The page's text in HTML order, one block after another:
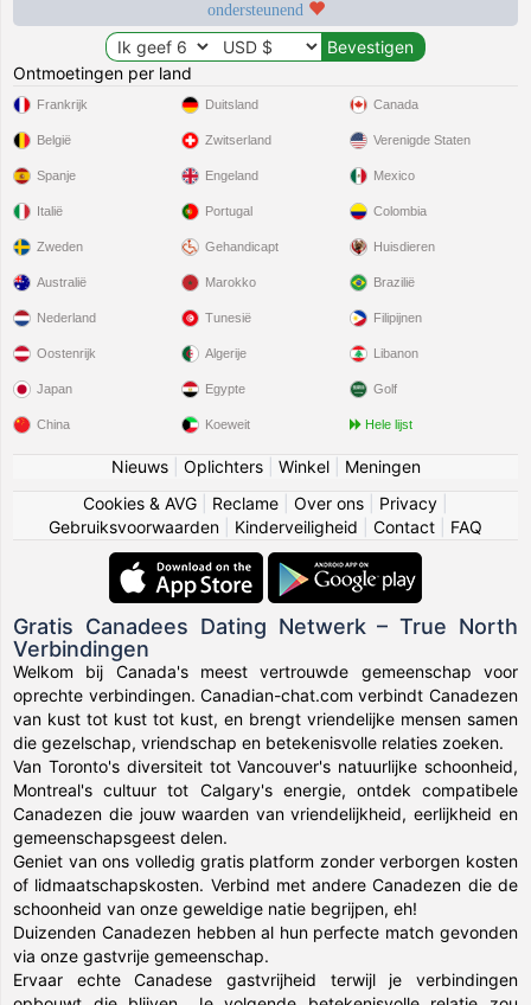
ondersteunend
Ontmoetingen per land
Frankrijk
België
Spanje
Italië
Zweden
Duitsland
Zwitserland
Engeland
Portugal
Gehandicapt
Canada
Verenigde Staten
Mexico
Colombia
Huisdieren
Australië
Nederland
Oostenrijk
Japan
China
Marokko
Tunesië
Algerije
Egypte
Koeweit
Brazilië
Filipijnen
Libanon
Golf
Hele lijst
Nieuws| Oplichters| Winkel| Meningen
Cookies & AVG
Reclame Over ons Privacy
Gebruiksvoorwaarden
Kinderveiligheid Contact FAQ
Gratis Canadees Dating Netwerk – True North
Verbindingen
Welkom bij Canada's meest vertrouwde gemeenschap voor
oprechte verbindingen. Canadian-chat.com verbindt Canadezen
van kust tot kust tot kust, en brengt vriendelijke mensen samen
die gezelschap, vriendschap en betekenisvolle relaties zoeken.
Van Toronto's diversiteit tot Vancouver's natuurlijke schoonheid,
Montreal's cultuur tot Calgary's energie, ontdek compatibele
Canadezen die jouw waarden van vriendelijkheid, eerlijkheid en
gemeenschapsgeest delen.
Geniet van ons volledig gratis platform zonder verborgen kosten
of lidmaatschapskosten. Verbind met andere Canadezen die de
schoonheid van onze geweldige natie begrijpen, eh!
Duizenden Canadezen hebben al hun perfecte match gevonden
via onze gastvrije gemeenschap.
Ervaar echte Canadese gastvrijheid terwijl je verbindingen